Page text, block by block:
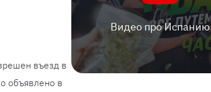
въезд в
объявлено в
Видео про Испанию